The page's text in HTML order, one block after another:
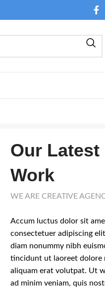
Our Latest
Work
WE ARE CREATIVE
Accum luctus dolor sit
consectetuer adipiscing
diam nonummy nibh
tincidunt ut laoreet dolore
aliquam erat volutpat. Ut
ad minim veniam, quis